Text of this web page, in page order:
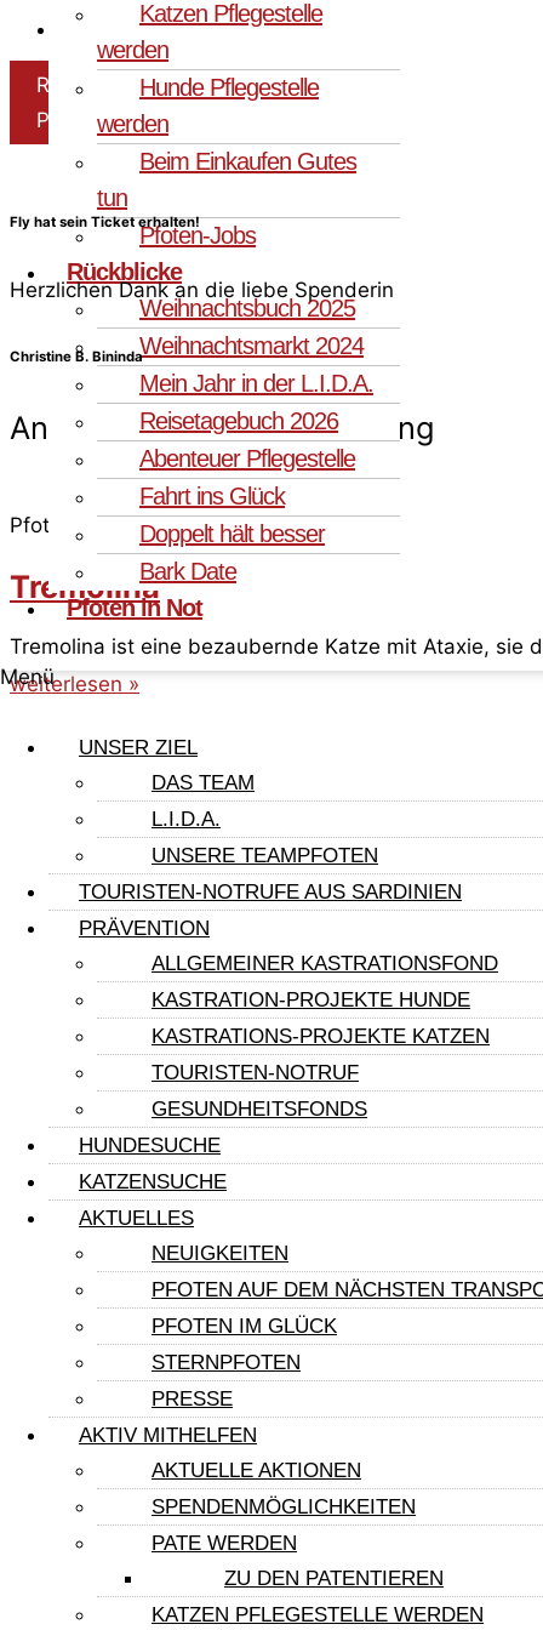
Katzen Pflegestelle
werden
Hunde Pflegestelle
werden
Beim Einkaufen Gutes
tun
Pfoten-Jobs
Rückblicke
Weihnachtsbuch 2025
Weihnachtsmarkt 2024
Mein Jahr in der L.I.D.A.
Reisetagebuch 2026
Abenteuer Pflegestelle
Fahrt ins Glück
Doppelt hält besser
Bark Date
Pfoten in Not
Menü
UNSER ZIEL
DAS TEAM
L.I.D.A.
UNSERE TEAMPFOTEN
TOURISTEN-NOTRUFE AUS SARDINIEN
PRÄVENTION
ALLGEMEINER KASTRATIONSFOND
KASTRATION-PROJEKTE HUNDE
KASTRATIONS-PROJEKTE KATZEN
TOURISTEN-NOTRUF
GESUNDHEITSFONDS
HUNDESUCHE
KATZENSUCHE
AKTUELLES
NEUIGKEITEN
PFOTEN AUF DEM NÄCHSTEN
PFOTEN IM GLÜCK
STERNPFOTEN
PRESSE
AKTIV MITHELFEN
AKTUELLE AKTIONEN
SPENDENMÖGLICHKEITEN
PATE WERDEN
ZU DEN PATENTIEREN
KATZEN PFLEGESTELLE WERDEN
Katzenschnupfen/-seuche: Ja
Reisespende
Pflegespende
Fly hat sein Ticket erhalten!
Herzlichen Dank an die liebe Spenderin
Christine B. Bininda
Andere Katzen in Vermittlung
Pfote in Not
Tremolina
Tremolina ist eine bezaubernde Katze mit Ataxie, sie
weiterlesen »
Mami
Nachdem Mami ihre Kitten mit viel Fürsorge ins
weiterlesen »
Lidina
Lidina hat großes Glück und darf auf eine erfahrene
weiterlesen »
Cirillino
Cirillino hat großes Glück und ein Zuhause
weiterlesen »
Cleonice
Cleonice hat es geschafft! Sie ist in Deutschland
Pfote in Not